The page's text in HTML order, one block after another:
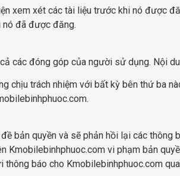
xem xét các tài liệu trước khi nó được
nó đã được đăng.
các đóng góp của người sử dụng. Nội
chịu trách nhiệm với bất kỳ bên thứ ba
bản quyền và sẽ phản hồi lại các
Kmobilebinhphuoc.com vi phạm bản
thông báo cho Kmobilebinhphuoc.com